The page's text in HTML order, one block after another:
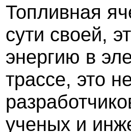
Топливная
сути своей,
энергию в
трассе, это
ученых и